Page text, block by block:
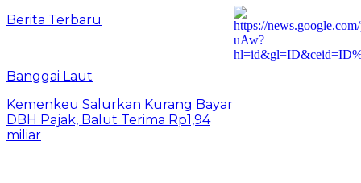
Berita Terbaru
Banggai Laut
Kemenkeu Salurkan Kurang Bayar
DBH Pajak, Balut Terima Rp1,94
miliar